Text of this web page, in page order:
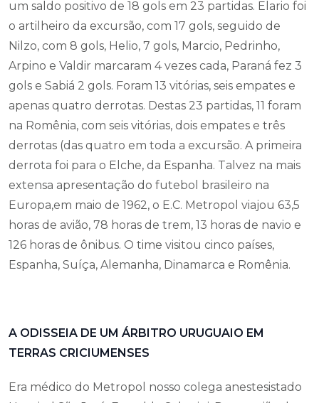
um saldo positivo de 18 gols em 23 partidas. Elario foi
o artilheiro da excursão, com 17 gols, seguido de
Nilzo, com 8 gols, Helio, 7 gols, Marcio, Pedrinho,
Arpino e Valdir marcaram 4 vezes cada, Paraná fez 3
gols e Sabiá 2 gols. Foram 13 vitórias, seis empates e
apenas quatro derrotas. Destas 23 partidas, 11 foram
na Romênia, com seis vitórias, dois empates e três
derrotas (das quatro em toda a excursão. A primeira
derrota foi para o Elche, da Espanha. Talvez na mais
extensa apresentação do futebol brasileiro na
Europa,em maio de 1962, o E.C. Metropol viajou 63,5
horas de avião, 78 horas de trem, 13 horas de navio e
126 horas de ônibus. O time visitou cinco países,
Espanha, Suíça, Alemanha, Dinamarca e Romênia.
A ODISSEIA DE UM ÁRBITRO URUGUAIO EM
TERRAS CRICIUMENSES
Era médico do Metropol nosso colega anestesistado